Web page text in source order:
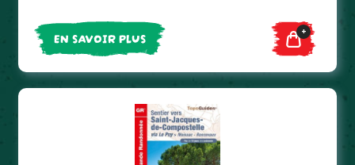
EN SAVOIR PLUS
+